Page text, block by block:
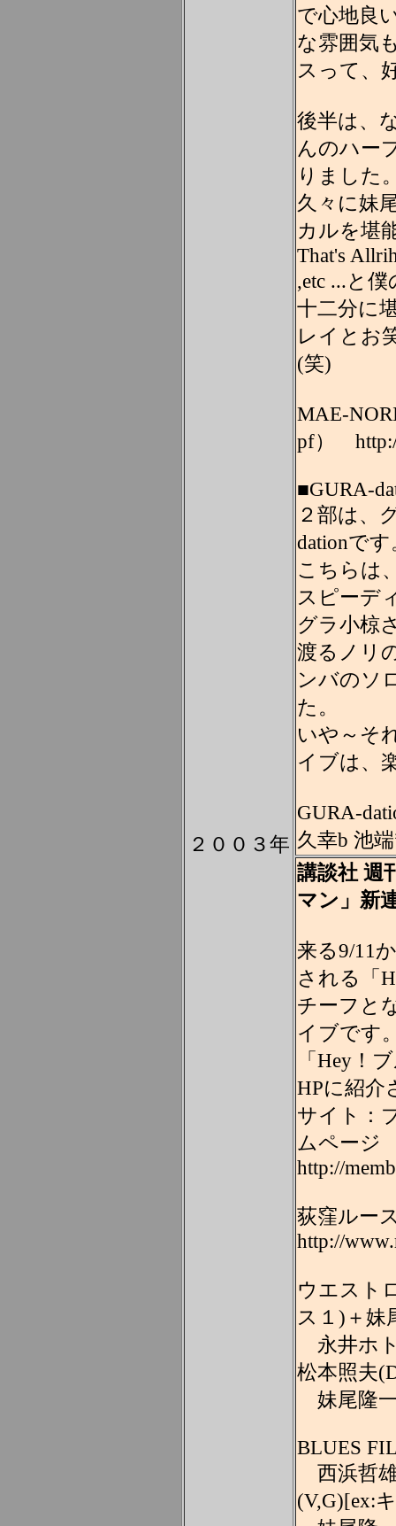
２００３年
で心地良
な雰囲気
スって、
後半は、
んのハー
りました
久々に妹
カルを堪
That's
,etc ...と
十二分に
レイとお
(笑)
MAE-
pf） http://
■GURA-
２部は、
dationです
こちらは
スピーデ
グラ小椋
渡るノリ
ンバのソ
た。
いや～そ
イブは、
GURA-
久幸b 池
講談社 週
マン」新
来る9/11
される「
チーフと
イブです
「Hey！
HPに紹介
サイト：
ムページ
http://
荻窪ルー
http://
ウエスト
ス１)＋妹
永井ホ
松本照夫
妹尾隆
BLUES
西浜哲
(V,G)[ex: